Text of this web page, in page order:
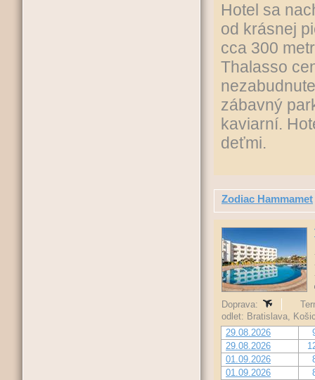
Hotel sa
od krásnej
cca 300
Thalasso
zábavný
kaviarní.
deťmi.
Zodiac Hammamet
Doprava:
odlet: Bratislava,
29.08.2026
29.08.2026
01.09.2026
01.09.2026